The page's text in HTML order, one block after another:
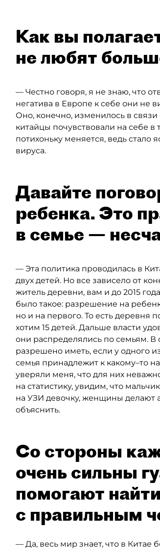
Как вы
не любят
— Честно говоря, я не знаю, что
негатива в Европе к себе они не
Оно, конечно, изменилось в
китайцы почувствовали на себе в
потихоньку меняется, ведь стало
вируса.
Давайте
ребенка. Это
в семье —
— Эта политика проводилась в
двух детей. Но все зависело от
житель деревни, вам и до 2015
было такое: разрешение на
но и на первого. То есть деревня
хотим 15 детей. Дальше власти
они распределялись по семьям. В
разрешено иметь, если у одного
семья принадлежит к какому–то
уверяли меня, что для них
на статистику, увидим, что
на УЗИ девочку, женщины делают
объяснить.
Со стороны
очень сильны
помогают
с правильным
— Да, весь мир знает, что в Китае